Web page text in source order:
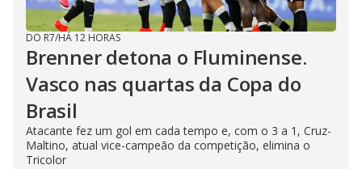
DO R7/HÁ 12 HORAS
Brenner detona o Fluminense.
Vasco nas quartas da Copa do
Brasil
Atacante fez um gol em cada tempo e, com o 3 a 1, Cruz-
Maltino, atual vice-campeão da competição, elimina o
Tricolor